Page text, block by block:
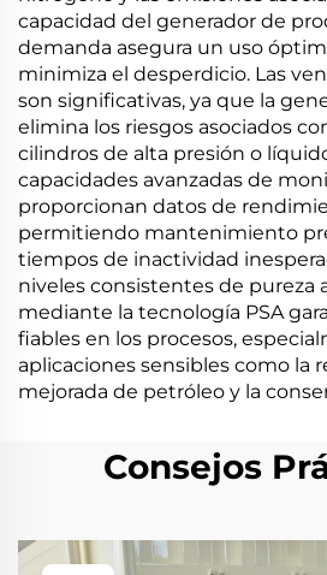
capacidad del generador de
demanda asegura un uso
minimiza el desperdicio. Las
son significativas, ya que la
elimina los riesgos asociados
cilindros de alta presión o
capacidades avanzadas de
proporcionan datos de
permitiendo mantenimiento
tiempos de inactividad
niveles consistentes de pureza
mediante la tecnología PSA
fiables en los procesos,
aplicaciones sensibles como la
mejorada de petróleo y la
Consejos